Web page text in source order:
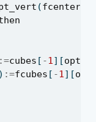
(fcenters
:=cubes [ -1][
) :=fcubes [ -1][